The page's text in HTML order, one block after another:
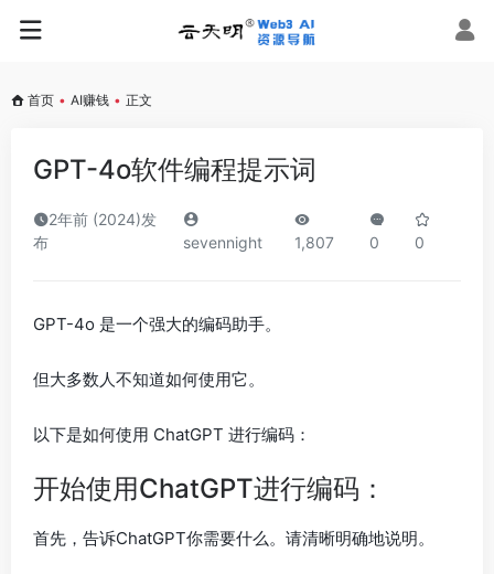
首页 • AI赚钱 • 正文
GPT-4o软件编程提示词
2年前 (2024)发
布
sevennight 1,807 0 0
GPT-4o 是一个强大的编码助手。
但大多数人不知道如何使用它。
以下是如何使用 ChatGPT 进行编码：
开始使用ChatGPT进行编码：
首先，告诉ChatGPT你需要什么。请清晰明确地说明。